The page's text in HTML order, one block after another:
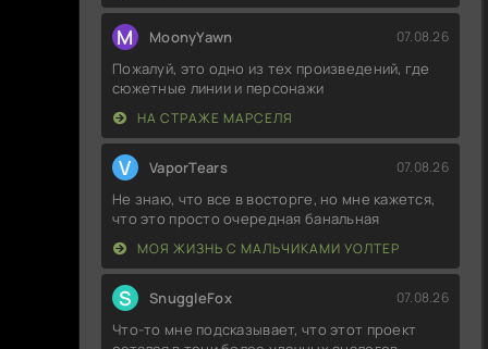
M MoonyYawn 07.08.26
Пожалуй, это одно из тех произведений, где
сюжетные линии и персонажи
НА СТРАЖЕ МАРСЕЛЯ
V VaporTears 07.08.26
Не знаю, что все в восторге, но мне кажется,
что это просто очередная банальная
МОЯ ЖИЗНЬ С МАЛЬЧИКАМИ УОЛТЕР
S SnuggleFox 07.08.26
Что-то мне подсказывает, что этот проект